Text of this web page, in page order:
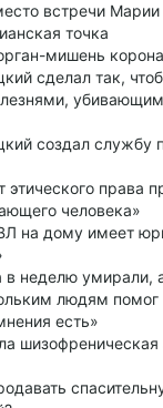
встречи Марии
точка
мишень
сделал так,
создал службу
этического права
человека»
на дому имеет
в неделю умирали,
людям помог
есть»